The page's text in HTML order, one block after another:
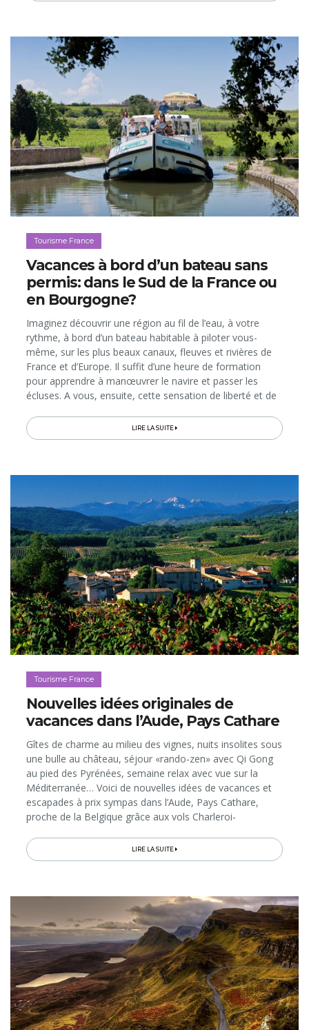
Tourisme France
Vacances à bord d’un bateau sans
permis: dans le Sud de la France ou
en Bourgogne?
Imaginez découvrir une région au fil de l’eau, à votre
rythme, à bord d’un bateau habitable à piloter vous-
même, sur les plus beaux canaux, fleuves et rivières de
France et d’Europe. Il suffit d’une heure de formation
pour apprendre à manœuvrer le navire et passer les
écluses. A vous, ensuite, cette sensation de liberté et de
les balades à pied ou à vélo sur les chemins de halage,
les restos typiques dans les villages qui longent les cours
LIRE LA SUITE
Tourisme France
Nouvelles idées originales de
vacances dans l’Aude, Pays Cathare
Gîtes de charme au milieu des vignes, nuits insolites sous
une bulle au château, séjour «rando-zen» avec Qi Gong
au pied des Pyrénées, semaine relax avec vue sur la
Méditerranée… Voici de nouvelles idées de vacances et
escapades à prix sympas dans l’Aude, Pays Cathare,
proche de la Belgique grâce aux vols Charleroi-
LIRE LA SUITE